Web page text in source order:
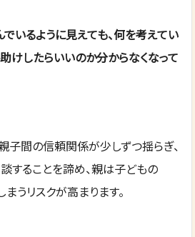
いるように見えても、何を考えてい
けしたらいいのか分からなくなって
子間の信頼関係が少しずつ揺らぎ、
することを諦め、親は子どもの
うリスクが高まります。